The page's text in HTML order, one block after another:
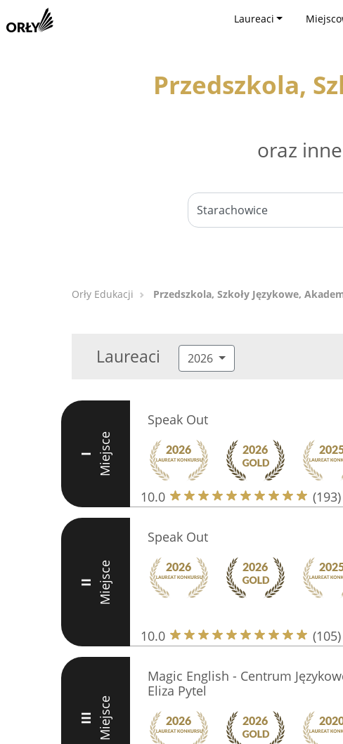
Laureaci
Przedszkola,
oraz
Orły Edukacji Przedszkola, Szkoły Językowe,
Laureaci 2026
I Miejsce
Speak Out
10.0 (193)
II Miejsce
Speak Out
10.0 (105)
III Miejsce
Magic English - Centrum
Eliza Pytel